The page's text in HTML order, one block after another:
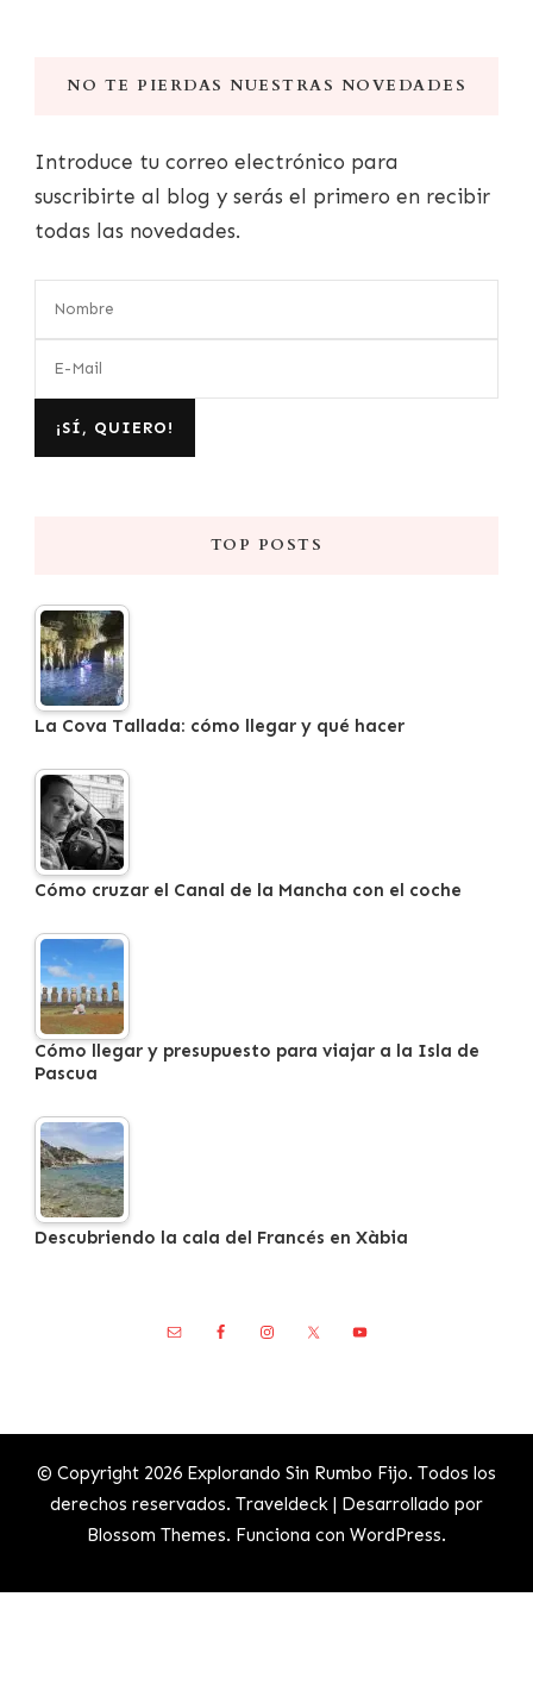
NO TE PIERDAS NUESTRAS NOVEDADES
Introduce tu correo electrónico para
suscribirte al blog y serás el primero en recibir
todas las novedades.
TOP POSTS
La Cova Tallada: cómo llegar y qué hacer
Cómo cruzar el Canal de la Mancha con el coche
Cómo llegar y presupuesto para viajar a la Isla de
Pascua
Descubriendo la cala del Francés en Xàbia
© Copyright 2026 Explorando Sin Rumbo Fijo. Todos los
derechos reservados. Traveldeck | Desarrollado por
Blossom Themes. Funciona con WordPress.